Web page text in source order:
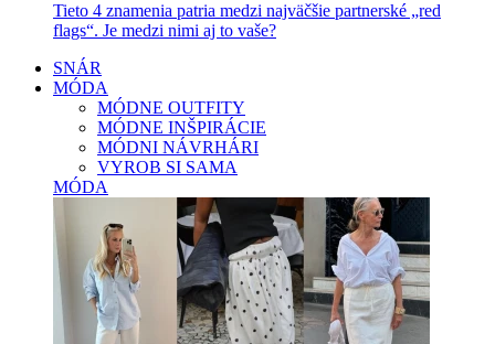
Tieto 4 znamenia patria medzi najväčšie partnerské „red
flags“. Je medzi nimi aj to vaše?
SNÁR
MÓDA
MÓDNE OUTFITY
MÓDNE INŠPIRÁCIE
MÓDNI NÁVRHÁRI
VYROB SI SAMA
MÓDA